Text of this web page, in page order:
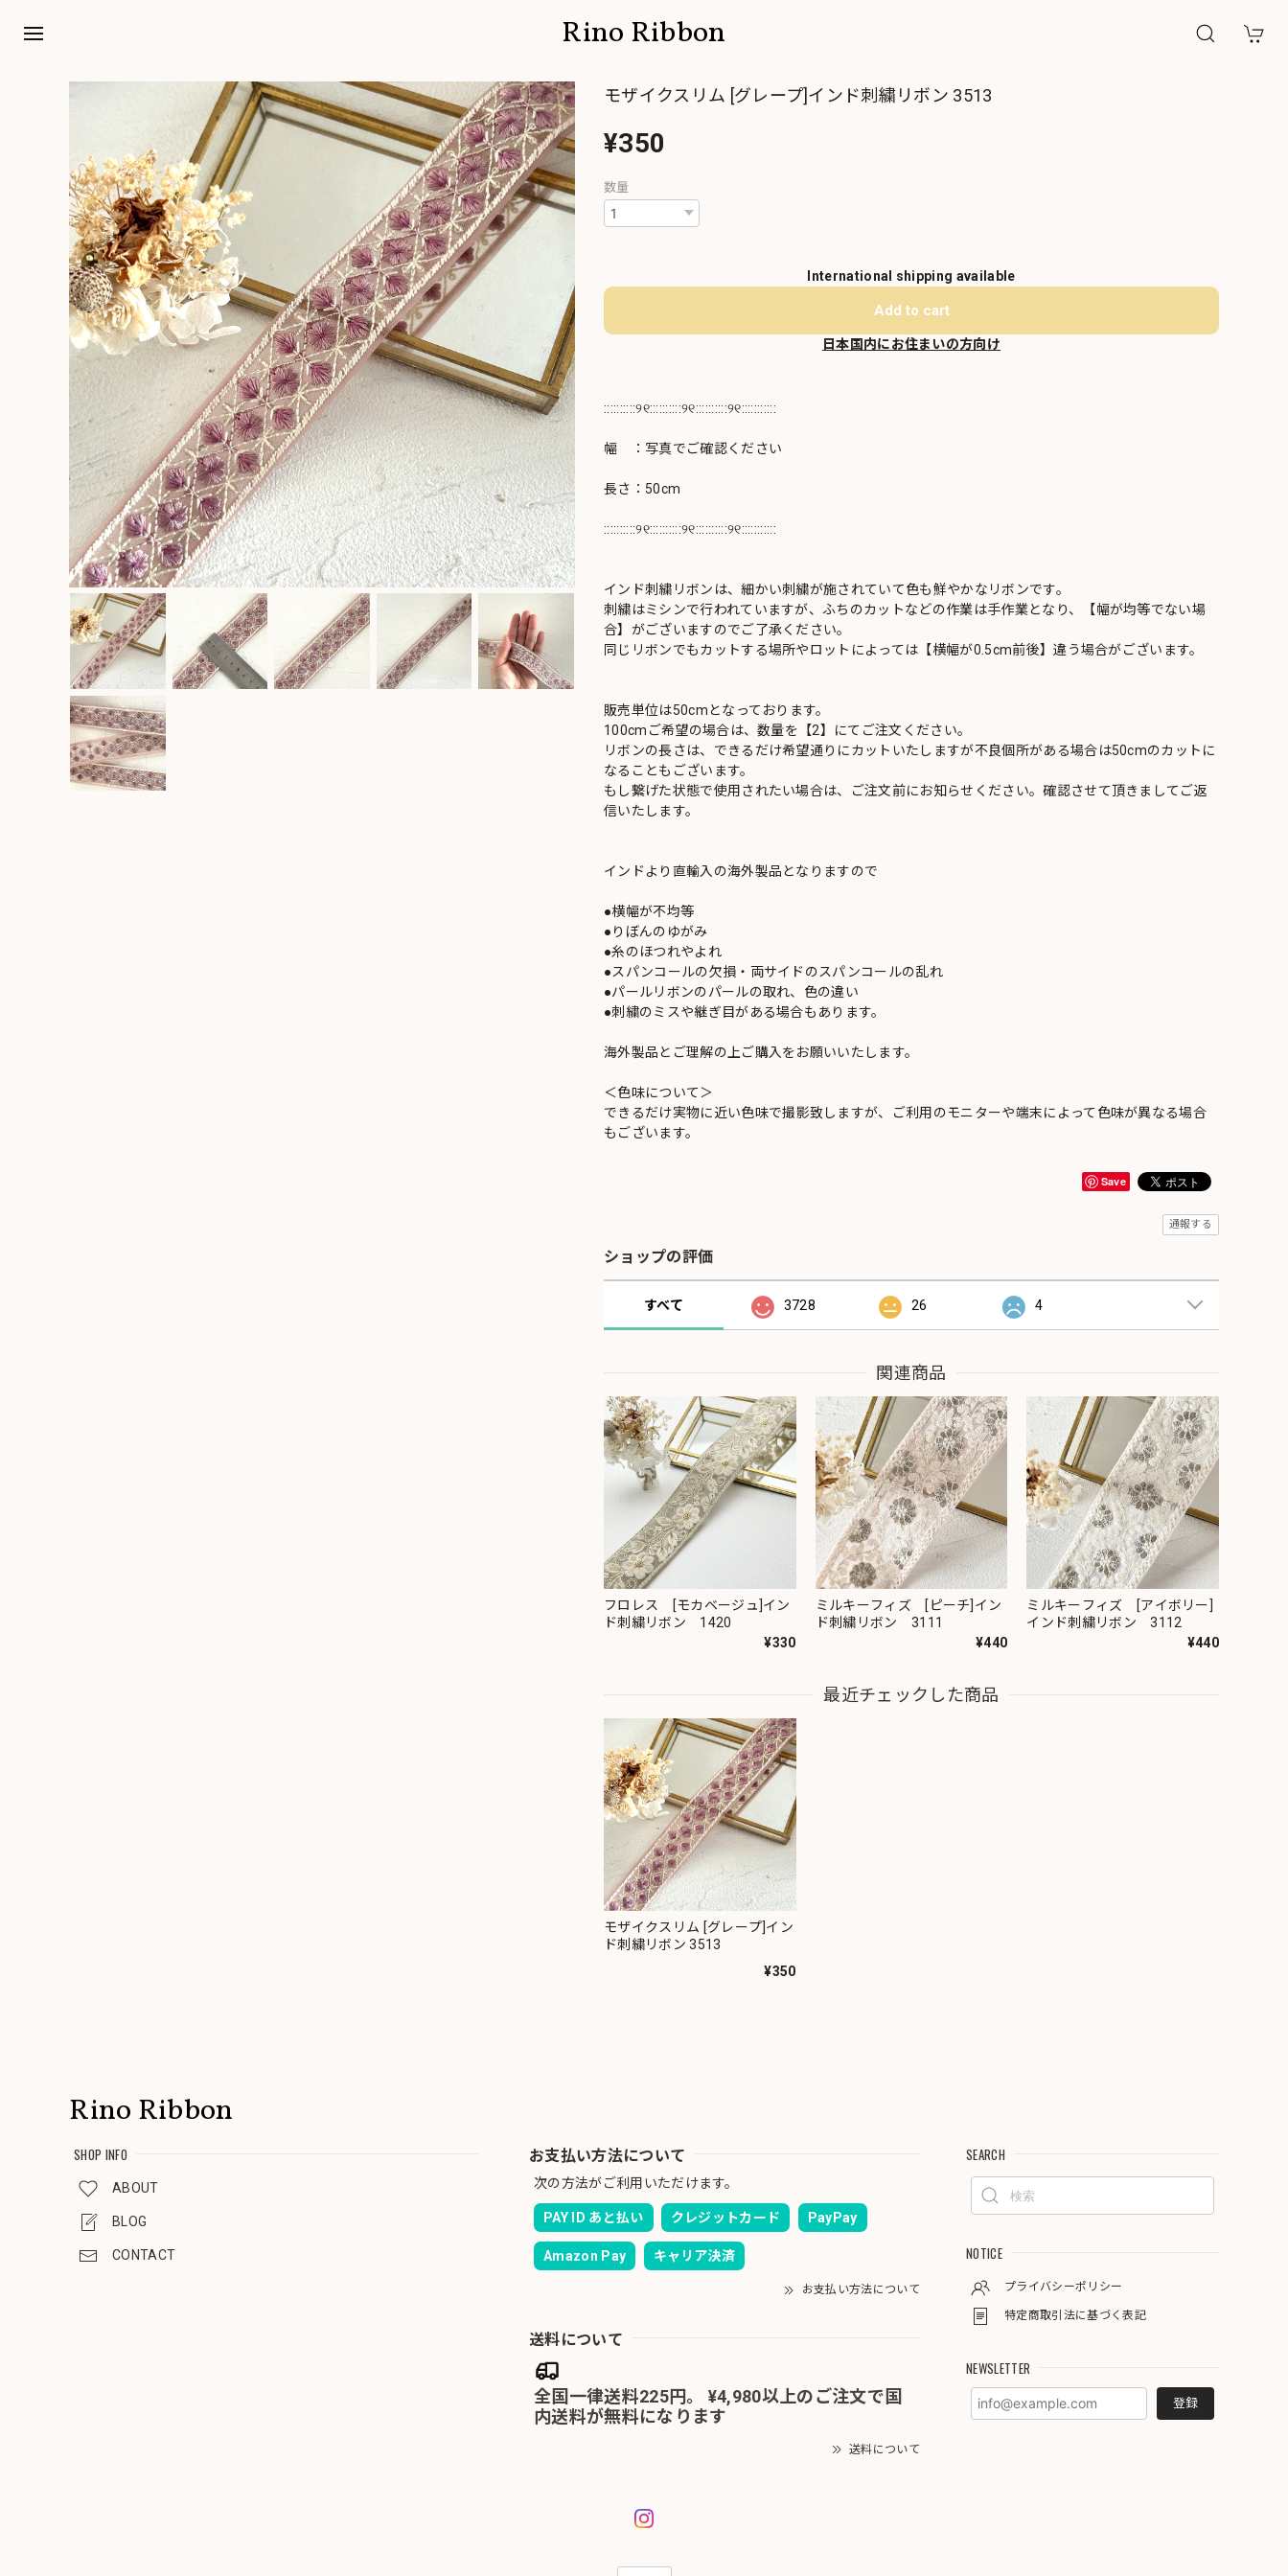
Rino Ribbon
モザイクスリム [グレープ]インド刺繍リボン 3513
¥350
数量
International shipping available
Add to cart
日本国内にお住まいの方向け
::::::::::୨୧::::::::::୨୧::::::::::୨୧:::::::::::
幅 ：写真でご確認ください
長さ：50cm
::::::::::୨୧::::::::::୨୧::::::::::୨୧:::::::::::
インド刺繍リボンは、細かい刺繍が施されていて色も鮮やかなリボンです。
刺繍はミシンで行われていますが、ふちのカットなどの作業は手作業となり、【幅が均等でない場
合】がございますのでご了承ください。
同じリボンでもカットする場所やロットによっては【横幅が0.5cm前後】違う場合がございます。
販売単位は50cmとなっております。
100cmご希望の場合は、数量を【2】にてご注文ください。
リボンの長さは、できるだけ希望通りにカットいたしますが不良個所がある場合は50cmのカットに
なることもございます。
もし繋げた状態で使用されたい場合は、ご注文前にお知らせください。確認させて頂きましてご返
信いたします。
インドより直輸入の海外製品となりますので
●横幅が不均等
●りぼんのゆがみ
●糸のほつれやよれ
●スパンコールの欠損・両サイドのスパンコールの乱れ
●パールリボンのパールの取れ、色の違い
●刺繍のミスや継ぎ目がある場合もあります。
海外製品とご理解の上ご購入をお願いいたします。
＜色味について＞
できるだけ実物に近い色味で撮影致しますが、ご利用のモニターや端末によって色味が異なる場合
もございます。
Save
通報する
ショップの評価
すべて 3728 26 4
関連商品
フロレス [モカベージュ]イン
ド刺繍リボン 1420
¥330
ミルキーフィズ [ピーチ]イン
ド刺繍リボン 3111
¥440
ミルキーフィズ [アイボリー]
インド刺繍リボン 3112
¥440
最近チェックした商品
モザイクスリム [グレープ]イン
ド刺繍リボン 3513
¥350
Rino Ribbon
SHOP INFO
ABOUT
BLOG
CONTACT
お支払い方法について
次の方法がご利用いただけます。
PAY ID あと払い クレジットカード PayPay
Amazon Pay キャリア決済
お支払い方法について
送料について
全国一律送料225円。 ¥4,980以上のご注文で国
内送料が無料になります
送料について
SEARCH
NOTICE
プライバシーポリシー
特定商取引法に基づく表記
NEWSLETTER
登録